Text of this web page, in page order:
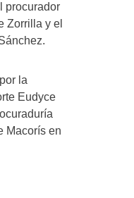
procurador
Zorrilla y el
la
Eudyce
Macorís en